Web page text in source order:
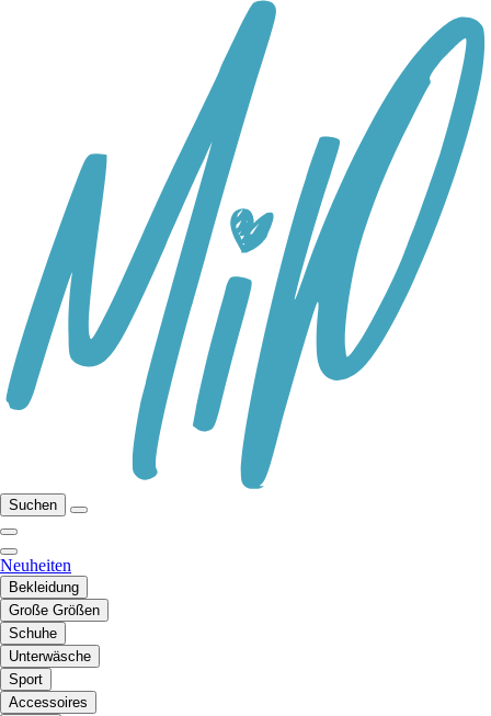
Suchen
Neuheiten
Bekleidung
Große Größen
Schuhe
Unterwäsche
Sport
Accessoires